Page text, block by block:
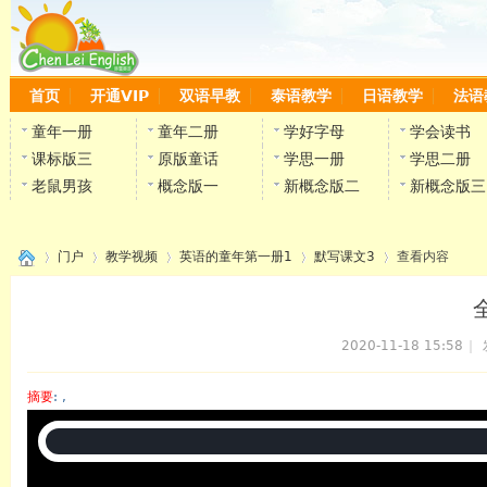
首页 开通VIP 双语早教 泰语教学 日语教学 法语
童年一册 童年二册 学好字母
学会读书
课标版三
原版童话 学思一册
学思二册
老鼠男孩
概念版一 新概念版二 新概念版三
陈雷
门户 教学视频 英语的童年第一册1 默写课文3
›
查看内容
2020-11-18 15:58
摘要: ,